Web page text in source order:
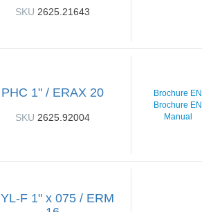
SKU 2625.21643
PHC 1" / ERAX 20
SKU 2625.92004
Brochure EN
Brochure EN
Manual
F 1" x 075 / ERM